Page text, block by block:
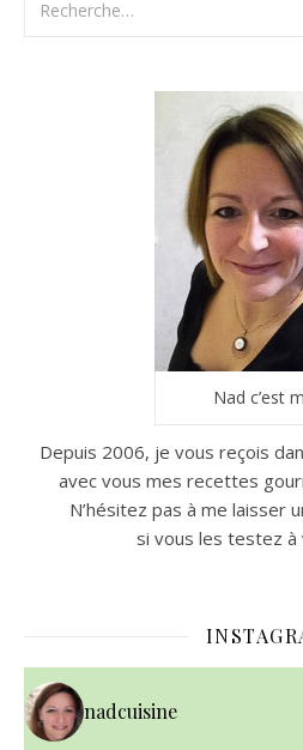
Nad c’est
Depuis 2006, je vous reçois
avec vous mes recettes
N’hésitez pas à me laisser
si vous les testez
nadcuisine